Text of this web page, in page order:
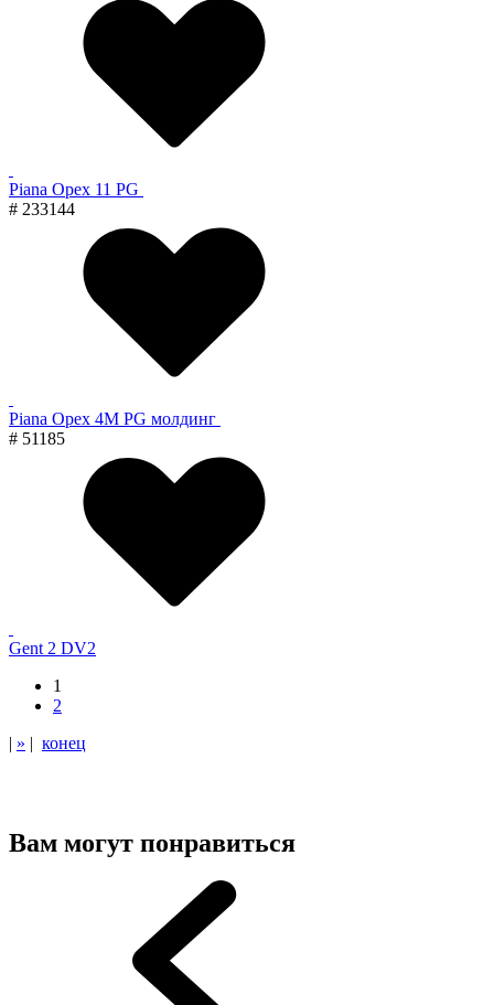
Piana Орех 11 PG
# 233144
Piana Орех 4M PG молдинг
# 51185
Gent 2 DV2
1
2
| » | конец
Вам могут понравиться